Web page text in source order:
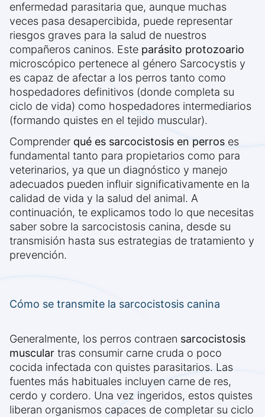
enfermedad parasitaria que, aunque muchas
veces pasa desapercibida, puede representar
riesgos graves para la salud de nuestros
compañeros caninos. Este parásito protozoario
microscópico pertenece al género Sarcocystis y
es capaz de afectar a los perros tanto como
hospedadores definitivos (donde completa su
ciclo de vida) como hospedadores intermediarios
(formando quistes en el tejido muscular).
Comprender qué es sarcocistosis en perros es
fundamental tanto para propietarios como para
veterinarios, ya que un diagnóstico y manejo
adecuados pueden influir significativamente en la
calidad de vida y la salud del animal. A
continuación, te explicamos todo lo que necesitas
saber sobre la sarcocistosis canina, desde su
transmisión hasta sus estrategias de tratamiento y
prevención.
Cómo se transmite la sarcocistosis canina
Generalmente, los perros contraen sarcocistosis
muscular tras consumir carne cruda o poco
cocida infectada con quistes parasitarios. Las
fuentes más habituales incluyen carne de res,
cerdo y cordero. Una vez ingeridos, estos quistes
liberan organismos capaces de completar su ciclo